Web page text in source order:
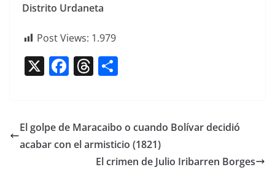
Dis­tri­to Urdaneta
Post Views: 1.979
X F
e
b
T
a
d
s
p
ar
tir
El golpe de Maracaibo o cuando Bolívar decidió
acabar con el armisticio (1821)
El crimen de Julio Iribarren Borges